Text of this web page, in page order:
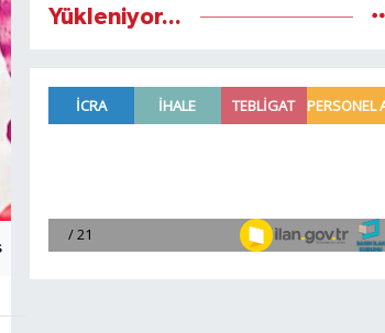
Yükleniyor...